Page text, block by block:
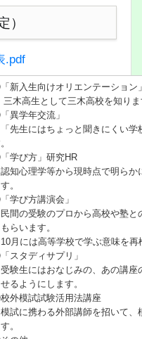
）
.pdf
新入生向けオリエンテーション
木高生として三木高校を知りま
異学年交流」
先生にはちょっと聞きにくい学
学び方」研究HR
知心理学等から現時点で明らか
。
学び方講演会」
間の受験のプロから高校や塾と
らいます。
月には高等学校で学ぶ意味を再
スタディサプリ」
験生にはおなじみの、あの講座
るようにします。
外模試試験活用法講座
試に携わる外部講師を招いて、
。